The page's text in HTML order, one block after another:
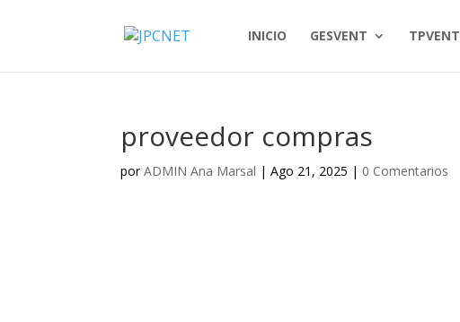
INICIO GESVENT TPVENT
proveedor compras
porADMIN Ana Marsal |Ago 21, 2025 | 0 Comentarios